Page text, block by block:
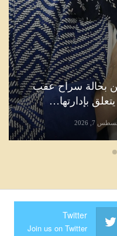
بحالة سراح عقب
بإدارتها…
7, 2026
Twitter
Join us on Twitter